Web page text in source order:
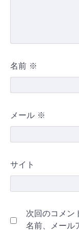
名前 ※
メール ※
サイト
次回のコメン
名前、メール